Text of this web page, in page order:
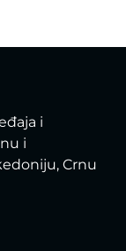
i
i
Crnu